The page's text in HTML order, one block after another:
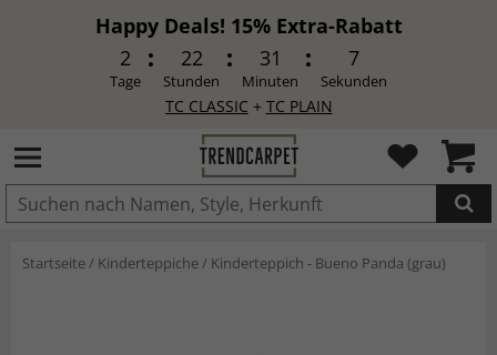
Happy Deals! 15% Extra-Rabatt
2
Tage
22
Stunden
31
Minuten
6
Sekunden
TC CLASSIC + TC PLAIN
IN DEN WARENKORB GELEGT.
Startseite/ Kinderteppiche/ Kinderteppich - Bueno Panda (grau)